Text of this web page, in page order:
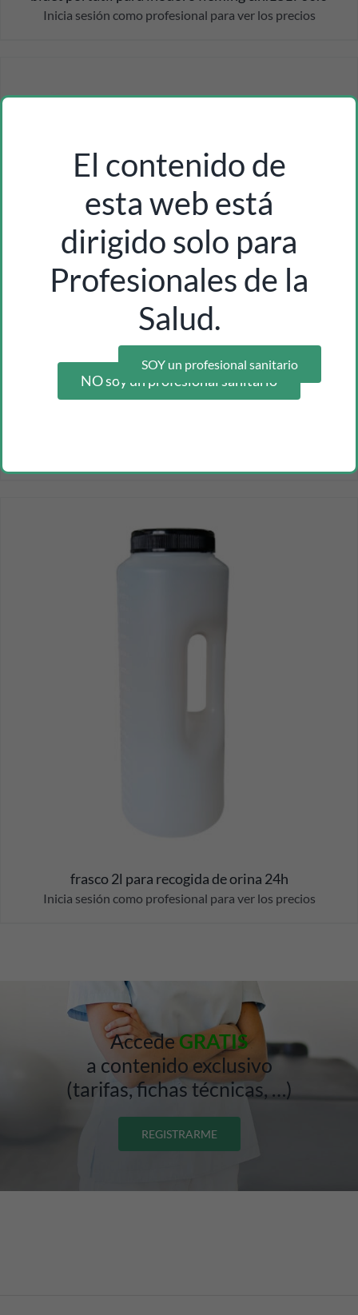
Inicia sesión como profesional para ver los precios
frasco 2l para recogida de orina 24h
Inicia sesión como profesional para ver los precios
AccedeGRATIS
a contenido exclusivo
(tarifas, fichas técnicas, …)
REGISTRARME
El contenido de
esta web está
dirigido solo para
Profesionales de la
Salud.
SOY un profesional sanitario
NO soy un profesional sanitario